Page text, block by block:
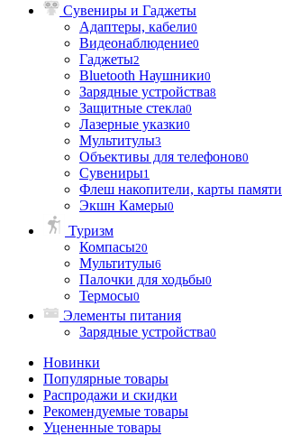
Сувениры и Гаджеты
Адаптеры, кабели0
Видеонаблюдение0
Гаджеты2
Bluetooth Наушники0
Зарядные устройства8
Защитные стекла0
Лазерные указки0
Мультитулы3
Объективы для телефонов0
Сувениры1
Флеш накопители, карты памяти
Экшн Камеры0
Туризм
Компасы20
Мультитулы6
Палочки для ходьбы0
Термосы0
Элементы питания
Зарядные устройства0
Новинки
Популярные товары
Распродажи и скидки
Рекомендуемые товары
Уцененные товары